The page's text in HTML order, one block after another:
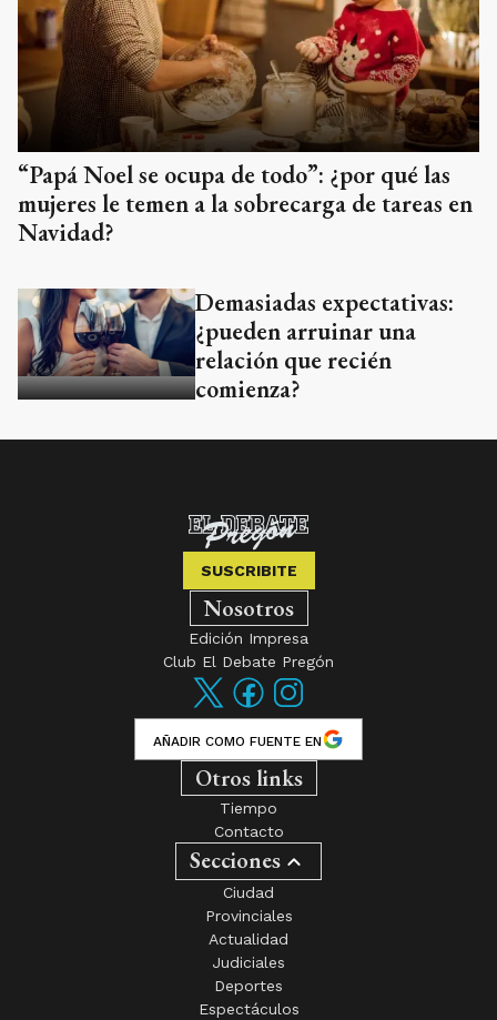
“Papá Noel se ocupa de todo”: ¿por qué las
mujeres le temen a la sobrecarga de tareas en
Navidad?
Demasiadas expectativas:
¿pueden arruinar una
relación que recién
comienza?
SUSCRIBITE
Nosotros
Edición Impresa
Club El Debate Pregón
AÑADIR COMO FUENTE EN
Otros links
Tiempo
Contacto
Secciones
Ciudad
Provinciales
Actualidad
Judiciales
Deportes
Espectáculos